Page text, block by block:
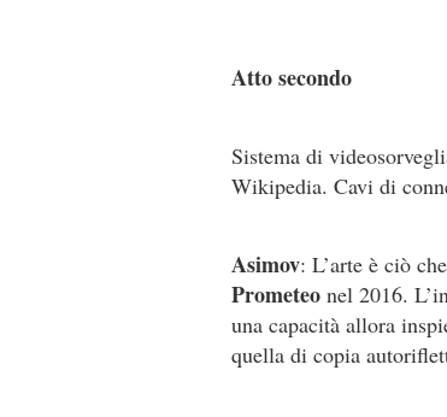
Atto secondo
Sistema di
Wikipedia. Cavi di
Asimov: L’arte è ciò
Prometeo nel 2016.
una capacità allora
quella di copia